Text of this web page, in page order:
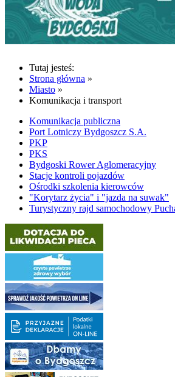
Tutaj jesteś:
Strona główna »
Miasto »
Komunikacja i transport
Komunikacja publiczna
Port Lotniczy Bydgoszcz S.A.
PKP
PKS
Bydgoski Rower Aglomeracyjny
Stacje kontroli pojazdów
Ośrodki szkolenia kierowców
"Korytarz życia" i "jazda na suwak"
Turystyczny rajd samochodowy